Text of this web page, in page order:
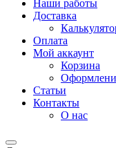
Наши работы
Доставка
Оплата
Мой аккаунт
Корзина
Статьи
Контакты
О нас